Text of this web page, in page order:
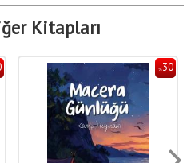
Kitapları
%30